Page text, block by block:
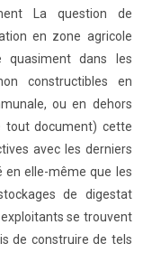
La question de
en zone agricole
quasiment dans les
constructibles en
ou en dehors
tout document) cette
avec les derniers
en elle-même que les
de digestat
se trouvent
de construire de tels